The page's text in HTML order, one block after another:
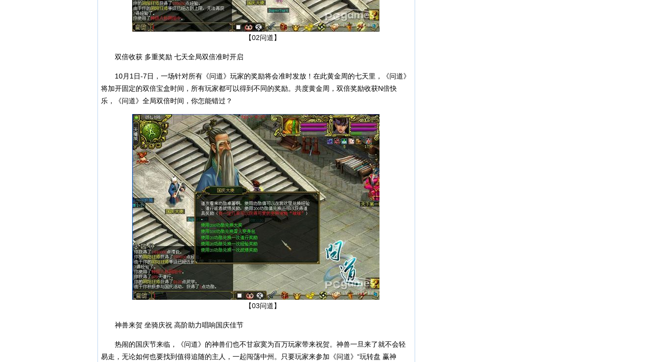
【02问道】
双倍收获 多重奖励 七天全局双倍准时开启
10月1日-7日，一场针对所有《问道》玩家的奖励将会准时发放！在此黄金周的七天里，《问道》
将加开固定的双倍宝盒时间，所有玩家都可以得到不同的奖励。共度黄金周，双倍奖励收获N倍快
乐，《问道》全局双倍时间，你怎能错过？
【03问道】
神兽来贺 坐骑庆祝 高阶助力唱响国庆佳节
热闹的国庆节来临，《问道》的神兽们也不甘寂寞为百万玩家带来祝贺。神兽一旦来了就不会轻
易走，无论如何也要找到值得追随的主人，一起闯荡中州。只要玩家来参加《问道》“玩转盘 赢神